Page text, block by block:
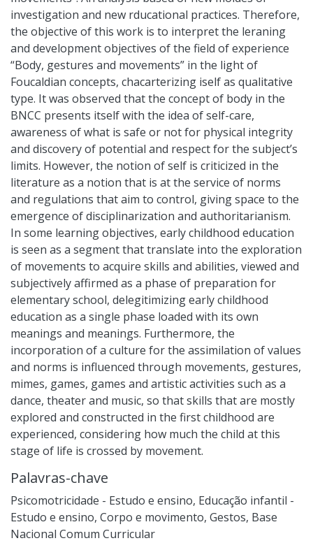
investigation and new rducational practices. Therefore,
the objective of this work is to interpret the leraning
and development objectives of the field of experience
“Body, gestures and movements” in the light of
Foucaldian concepts, chacarterizing iself as qualitative
type. It was observed that the concept of body in the
BNCC presents itself with the idea of self-care,
awareness of what is safe or not for physical integrity
and discovery of potential and respect for the subject’s
limits. However, the notion of self is criticized in the
literature as a notion that is at the service of norms
and regulations that aim to control, giving space to the
emergence of disciplinarization and authoritarianism.
In some learning objectives, early childhood education
is seen as a segment that translate into the exploration
of movements to acquire skills and abilities, viewed and
subjectively affirmed as a phase of preparation for
elementary school, delegitimizing early childhood
education as a single phase loaded with its own
meanings and meanings. Furthermore, the
incorporation of a culture for the assimilation of values
and norms is influenced through movements, gestures,
mimes, games, games and artistic activities such as a
dance, theater and music, so that skills that are mostly
explored and constructed in the first childhood are
experienced, considering how much the child at this
stage of life is crossed by movement.
Palavras-chave
Psicomotricidade - Estudo e ensino, Educação infantil -
Estudo e ensino, Corpo e movimento, Gestos, Base
Nacional Comum Curricular